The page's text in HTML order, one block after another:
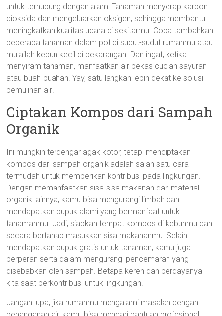
untuk terhubung dengan alam. Tanaman menyerap karbon
dioksida dan mengeluarkan oksigen, sehingga membantu
meningkatkan kualitas udara di sekitarmu. Coba tambahkan
beberapa tanaman dalam pot di sudut-sudut rumahmu atau
mulailah kebun kecil di pekarangan. Dan ingat, ketika
menyiram tanaman, manfaatkan air bekas cucian sayuran
atau buah-buahan. Yay, satu langkah lebih dekat ke solusi
pemulihan air!
Ciptakan Kompos dari Sampah
Organik
Ini mungkin terdengar agak kotor, tetapi menciptakan
kompos dari sampah organik adalah salah satu cara
termudah untuk memberikan kontribusi pada lingkungan.
Dengan memanfaatkan sisa-sisa makanan dan material
organik lainnya, kamu bisa mengurangi limbah dan
mendapatkan pupuk alami yang bermanfaat untuk
tanamanmu. Jadi, siapkan tempat kompos di kebunmu dan
secara bertahap masukkan sisa makananmu. Selain
mendapatkan pupuk gratis untuk tanaman, kamu juga
berperan serta dalam mengurangi pencemaran yang
disebabkan oleh sampah. Betapa keren dan berdayanya
kita saat berkontribusi untuk lingkungan!
Jangan lupa, jika rumahmu mengalami masalah dengan